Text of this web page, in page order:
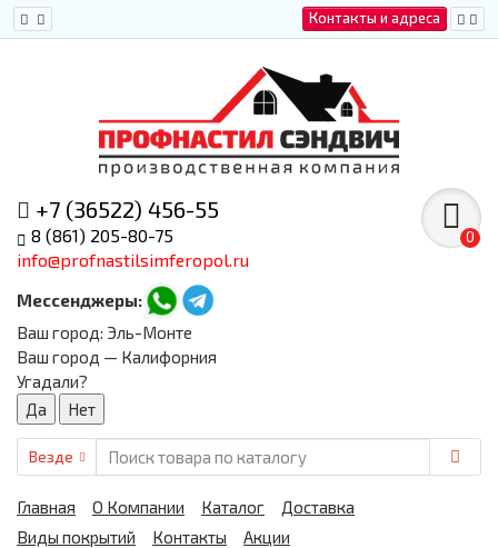
Контакты и адреса
+7 (36522) 456-55
8 (861) 205-80-75
info@profnastilsimferopol.ru
Мессенджеры:
0
Ваш город: Эль-Монте
Ваш город — Калифорния
Угадали?
Везде
Главная О Компании Каталог
Доставка
Виды покрытий
Контакты Акции